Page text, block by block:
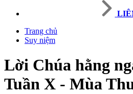
Trang chủ
Suy niệm
Lời Chúa hằng
Tuần X - Mùa